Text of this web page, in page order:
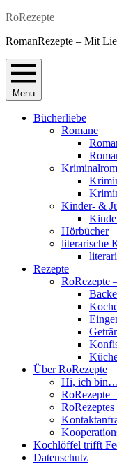
Skip
content
RoRezepte
RomanRezepte – Mit
Menu
Bücherliebe
Romane
Kinder- &
Hörbücher
literarische
Rezepte
RoRezepte
Über RoRezepte
Hi, ich
RoRezepte
Kochlöffel trifft
Datenschutz